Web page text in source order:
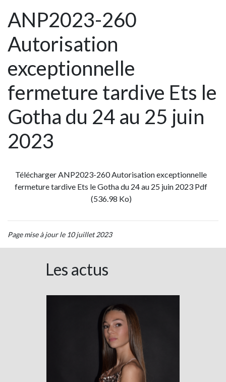
ANP2023-260
Autorisation
exceptionnelle
fermeture tardive Ets le
Gotha du 24 au 25 juin
2023
Télécharger ANP2023-260 Autorisation exceptionnelle
fermeture tardive Ets le Gotha du 24 au 25 juin 2023 Pdf
(536.98 Ko)
Page mise à jour le 10 juillet 2023
Les actus